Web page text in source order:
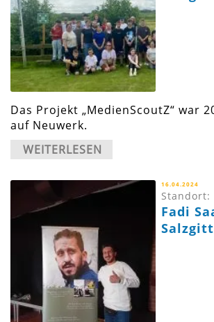
Das Projekt „MedienScoutZ“ war
auf Neuwerk.
WEITERLESEN
16.04.2024
Standort:
Fadi